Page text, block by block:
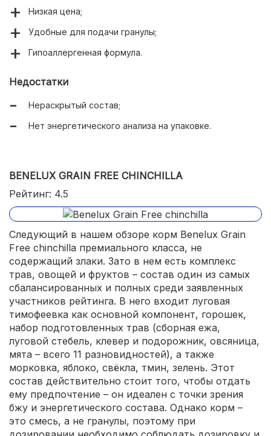
Низкая цена;
Удобные для подачи гранулы;
Гипоаллергенная формула.
Недостатки
Нераскрытый состав;
Нет энергетического анализа на упаковке.
BENELUX GRAIN FREE CHINCHILLA
Рейтинг: 4.5
Следующий в нашем обзоре корм Benelux Grain
Free chinchilla премиального класса, не
содержащий злаки. Зато в нем есть комплекс
трав, овощей и фруктов – состав один из самых
сбалансированных и полных среди заявленных
участников рейтинга. В него входит луговая
тимофеевка как основной компонент, горошек,
набор подготовленных трав (сборная ежа,
луговой стебель, клевер и подорожник, овсяница,
мята – всего 11 разновидностей), а также
морковка, яблоко, свёкла, тмин, зелень. Этот
состав действительно стоит того, чтобы отдать
ему предпочтение – он идеален с точки зрения
бжу и энергетического состава. Однако корм –
это смесь, а не гранулы, поэтому при